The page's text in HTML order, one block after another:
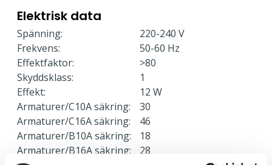
Elektrisk data
Spänning:
220-240 V
Frekvens:
50-60 Hz
Effektfaktor:
>80
Skyddsklass:
1
Effekt:
12 W
Armaturer/C10A säkring:
30
Armaturer/C16A säkring:
46
Armaturer/B10A säkring:
18
Armaturer/B16A säkring:
28